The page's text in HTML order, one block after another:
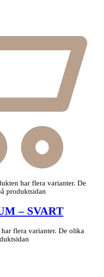
har flera varianter. De
produktsidan
– SVART
flera varianter. De olika